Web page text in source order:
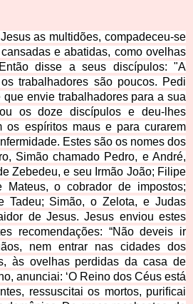
as multidões, compadeceu-se
e abatidas, como ovelhas
disse a seus discípulos: "A
trabalhadores são poucos. Pedi
envie trabalhadores para a sua
os doze discípulos e deu-lhes
os espíritos maus e para curarem
Estes são os nomes dos
Simão chamado Pedro, e André,
Zebedeu, e seu Irmão João; Filipe
Mateus, o cobrador de impostos;
Tadeu; Simão, o Zelota, e Judas
de Jesus. Jesus enviou estes
recomendações: “Não deveis ir
nem entrar nas cidades dos
às ovelhas perdidas da casa de
anunciai: ‘O Reino dos Céus está
ressuscitai os mortos, puriﬁcai